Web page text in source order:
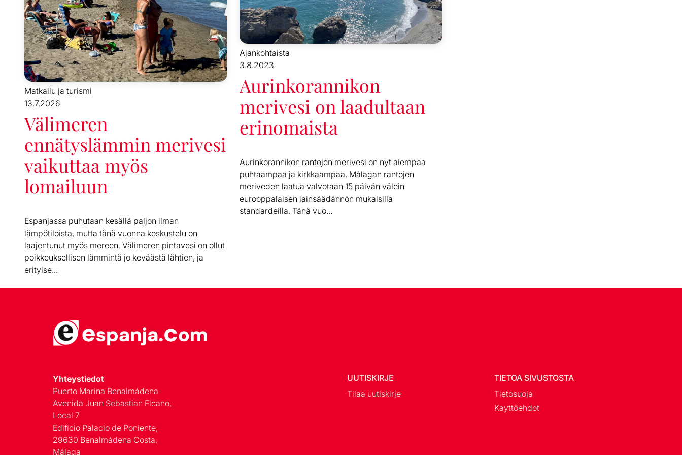
Matkailu ja turismi
13.7.2026
Välimeren
ennätyslämmin merivesi
vaikuttaa myös
lomailuun
Espanjassa puhutaan kesällä paljon ilman
lämpötiloista, mutta tänä vuonna keskustelu on
laajentunut myös mereen. Välimeren pintavesi on ollut
poikkeuksellisen lämmintä jo keväästä lähtien, ja
erityise...
Ajankohtaista
3.8.2023
Aurinkorannikon
merivesi on laadultaan
erinomaista
Aurinkorannikon rantojen merivesi on nyt aiempaa
puhtaampaa ja kirkkaampaa. Málagan rantojen
meriveden laatua valvotaan 15 päivän välein
eurooppalaisen lainsäädännön mukaisilla
standardeilla. Tänä vuo...
Yhteystiedot
Puerto Marina Benalmádena
Avenida Juan Sebastian Elcano,
Local 7
Edificio Palacio de Poniente,
29630 Benalmádena Costa,
Málaga
UUTISKIRJE
Tilaa uutiskirje
TIETOA SIVUSTOSTA
Tietosuoja
Kayttöehdot